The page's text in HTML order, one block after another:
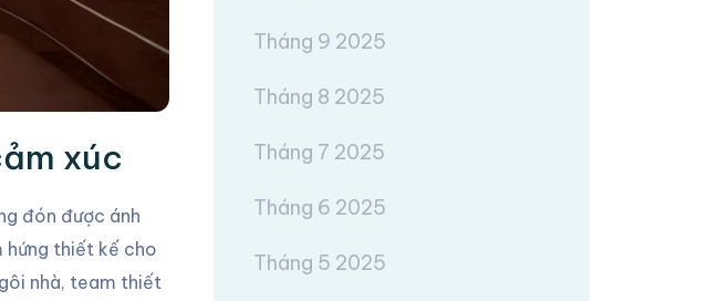
xúc
đón được ánh
hứng thiết kế cho
nhà, team thiết
Tháng 9 2025
Tháng 8 2025
Tháng 7 2025
Tháng 6 2025
Tháng 5 2025